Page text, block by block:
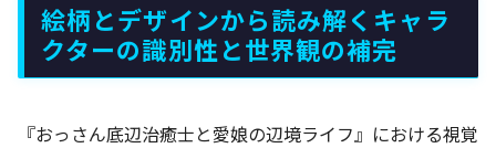
絵柄とデザインから読み解くキャラ
クターの識別性と世界観の補完
『おっさん底辺治癒士と愛娘の辺境ライフ』における視覚